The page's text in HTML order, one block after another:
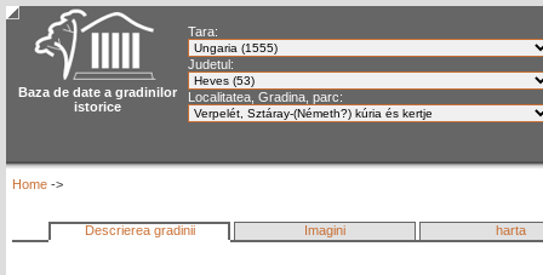
Baza de date a gradinilor
istorice
Tara:
Judetul:
Localitatea, Gradina, parc:
Home ->
Descrierea gradinii Imagini harta